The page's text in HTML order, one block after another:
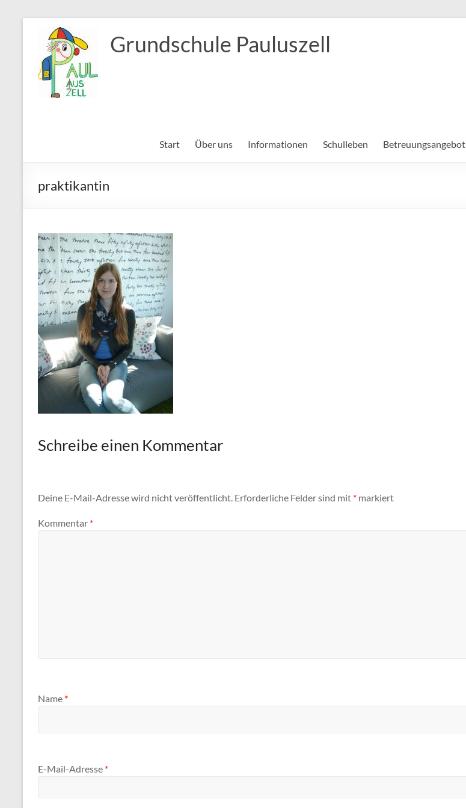
springen
Grundschule Pauluszell
Start Über uns Informationen Schulleben Betreuungsangebot
praktikantin
Schreibe einen Kommentar
Deine E-Mail-Adresse wird nicht veröffentlicht. Erforderliche Felder sind mit * markiert
Kommentar *
Name *
E-Mail-Adresse *